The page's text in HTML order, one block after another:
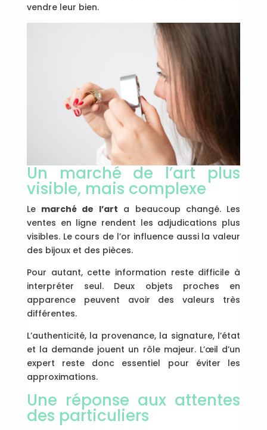
vendre leur bien.
Un marché de l’art plus
visible, mais complexe
Le marché de l’art a beaucoup changé. Les
ventes en ligne rendent les adjudications plus
visibles. Le cours de l’or influence aussi la valeur
des bijoux et des pièces.
Pour autant, cette information reste difficile à
interpréter seul. Deux objets proches en
apparence peuvent avoir des valeurs très
différentes.
L’authenticité, la provenance, la signature, l’état
et la demande jouent un rôle majeur. L’œil d’un
expert reste donc essentiel pour éviter les
approximations.
Une réponse aux attentes
des particuliers